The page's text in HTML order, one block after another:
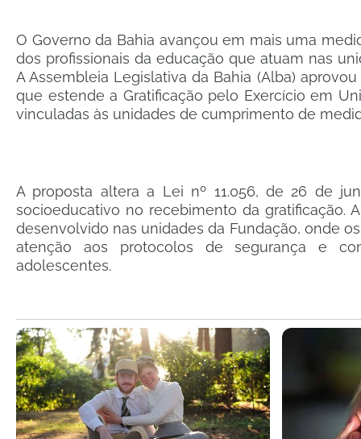
O Governo da Bahia avançou em mais uma
dos profissionais da educação que atuam nas
A Assembleia Legislativa da Bahia (Alba)
que estende a Gratificação pelo Exercício em
vinculadas às unidades de cumprimento de
A proposta altera a Lei nº 11.056, de 26 de
socioeducativo no recebimento da gratificação.
desenvolvido nas unidades da Fundação, onde
atenção aos protocolos de segurança e
adolescentes.